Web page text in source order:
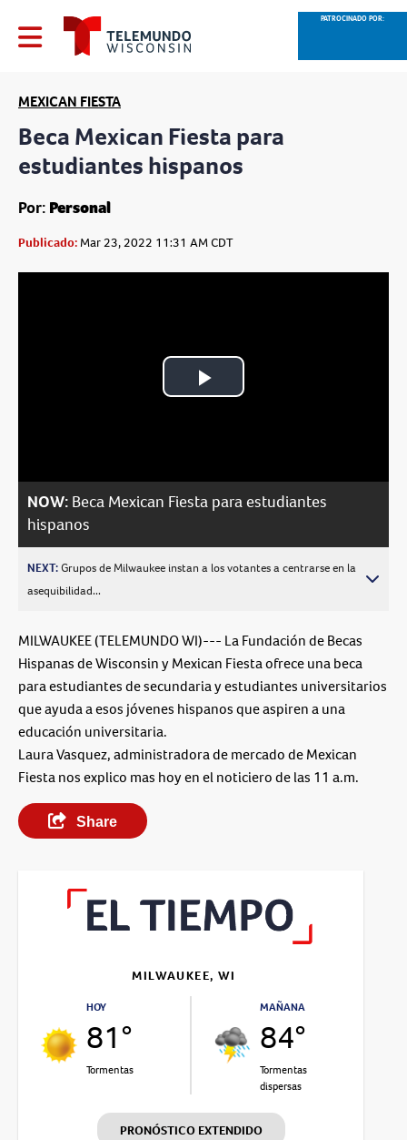
PATROCINADO POR:
MEXICAN FIESTA
Beca Mexican Fiesta para
estudiantes hispanos
Por: Personal
Publicado: Mar 23, 2022 11:31 AM CDT
Play
NOW: Beca Mexican Fiesta para estudiantes
hispanos
NEXT:Grupos de Milwaukee instan a los votantes a centrarse en la
asequibilidad...
MILWAUKEE (TELEMUNDO WI)--- La Fundación de Becas
Hispanas de Wisconsin y Mexican Fiesta ofrece una beca
para estudiantes de secundaria y estudiantes universitarios
que ayuda a esos jóvenes hispanos que aspiren a una
educación universitaria.
Laura Vasquez, administradora de mercado de Mexican
Fiesta nos explico mas hoy en el noticiero de las 11 a.m.
Share
MILWAUKEE, WI
HOY
81°
Tormentas
MAÑANA
84°
Tormentas
dispersas
PRONÓSTICO EXTENDIDO